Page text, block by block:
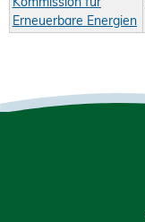
Erneuerbare Energien